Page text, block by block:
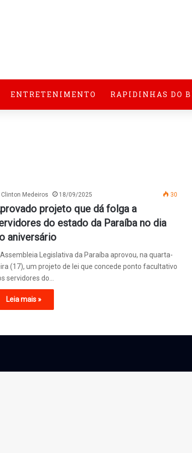
ENTRETENIMENTO RAPIDINHAS DO
Clinton Medeiros 18/09/2025 30
projeto que dá folga a
do estado da Paraíba no dia
aniversário
Legislativa da Paraíba aprovou, na quarta-
(17), um projeto de lei que concede ponto facultativo
servidores do…
Leia mais »